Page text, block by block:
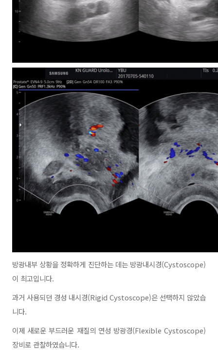
방광내부 상황을 정확하게 진단하는 데는 방광내시경(Cystoscope)
이 최고입니다.
과거 사용되던 경성 내시경(Rigid Cystoscope)은 선택하지 않았습
니다.
이제 새로운 부드러운 재질의 연성 방광경(Flexible Cystoscope)
장비로 관찰하였습니다.